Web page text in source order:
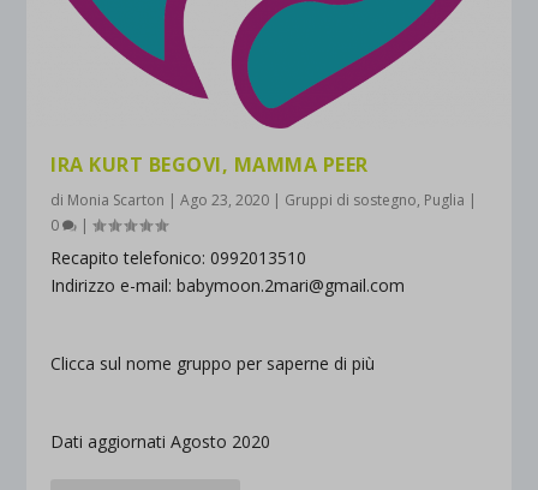
IRA KURT BEGOVI, MAMMA PEER
di Monia Scarton |Ago 23, 2020 | Gruppi di sostegno, Puglia |
0
|
Recapito telefonico: 0992013510
Indirizzo e-mail: babymoon.2mari@gmail.com
Clicca sul nome gruppo per saperne di più
Dati aggiornati Agosto 2020